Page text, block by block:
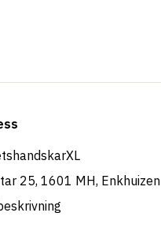
25, 1601 MH, Enkhuizen